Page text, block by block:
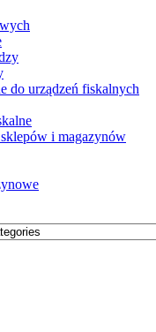
do urządzeń fiskalnych
sklepów i magazynów